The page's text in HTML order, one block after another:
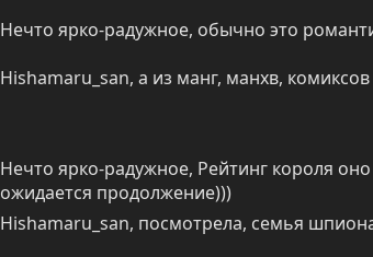
Нечто ярко-радужное, обычно это
Hishamaru_san, а из манг, манхв,
Нечто ярко-радужное, Рейтинг короля
ожидается продолжение)))
Hishamaru_san, посмотрела, семья